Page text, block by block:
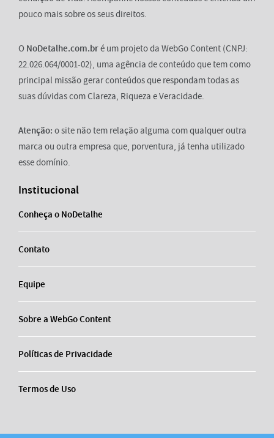
pouco mais sobre os seus direitos.
O NoDetalhe.com.bré um projeto da WebGo Content (CNPJ:
22.026.064/0001-02), uma agência de conteúdo que tem como
principal missão gerar conteúdos que respondam todas as
suas dúvidas com Clareza, Riqueza e Veracidade.
Atenção: o site não tem relação alguma com qualquer outra
marca ou outra empresa que, porventura, já tenha utilizado
esse domínio.
Institucional
Conheça o NoDetalhe
Contato
Equipe
Sobre a WebGo Content
Políticas de Privacidade
Termos de Uso